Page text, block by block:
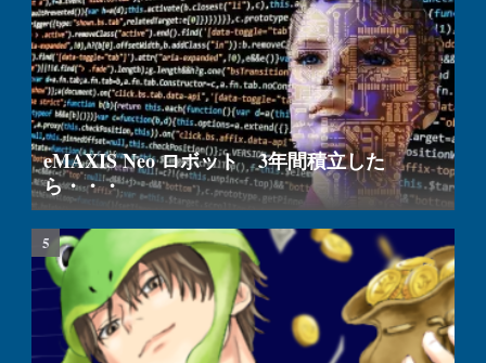
eMAXIS Neo ロボット 3年間積立した
ら・・・